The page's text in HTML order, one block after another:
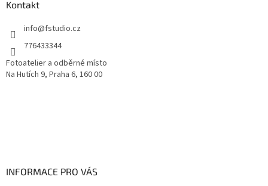
Kontakt
info@fstudio.cz
776433344
Fotoatelier a odběrné místo
Na Hutích 9, Praha 6, 160 00
INFORMACE PRO VÁS